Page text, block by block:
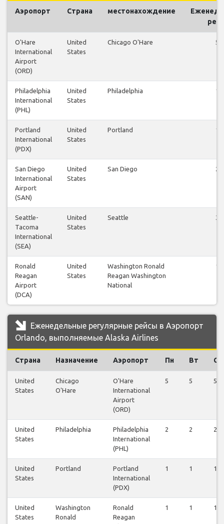
Аэропорт Страна местонахождение
O'Hare
International
Airport
(ORD)
United
States
Chicago O'Hare 53
Philadelphia
International
(PHL)
United
States
Philadelphia 19
Portland
International
(PDX)
United
States
Portland 13
San Diego
International
Airport
(SAN)
United
States
San Diego 26
Seattle-
Tacoma
International
(SEA)
United
States
Seattle 38
Ronald
Reagan
Airport
(DCA)
United
States
Washington Ronald
Reagan Washington
National
12
Еженедельные регулярные рейсы в Аэропорт
Orlando, выполняемые Alaska Airlines
Страна Назначение Аэропорт Пн Вт Ср
United
States
Chicago
O'Hare
O'Hare
International
Airport
(ORD)
5 5 5
United
States
Philadelphia
Philadelphia
International
(PHL)
2 2 2
United
States
Portland
Portland
International
(PDX)
1 1 1
United
States
Washington
Ronald
Ronald
Reagan
1 1 1